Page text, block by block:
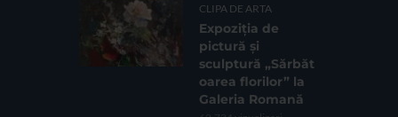
CLIPA DE ARTA
Expoziția de
pictură și
sculptură „Sărbăt
oarea florilor” la
Galeria Romană